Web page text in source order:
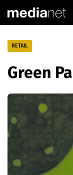
RETAIL
Green